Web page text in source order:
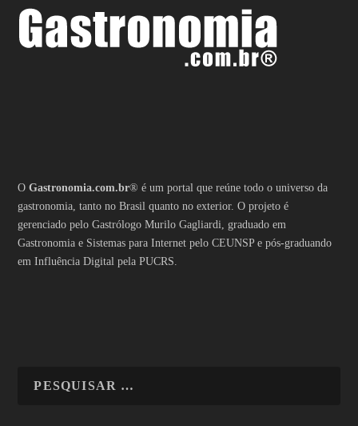
OGastronomia.com.br® é um portal que reúne todo o universo da
gastronomia, tanto no Brasil quanto no exterior. O projeto é
gerenciado pelo Gastrólogo Murilo Gagliardi, graduado em
Gastronomia e Sistemas para Internet pelo CEUNSP e pós-graduando
em Influência Digital pela PUCRS.